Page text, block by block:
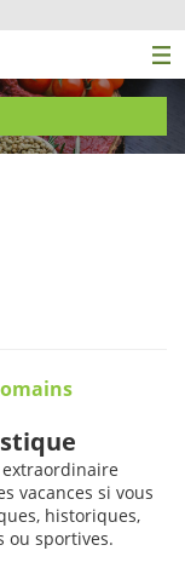
vacances si vous
historiques,
ou sportives.